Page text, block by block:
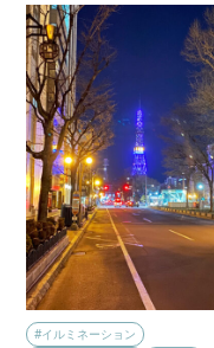
#イルミネーション